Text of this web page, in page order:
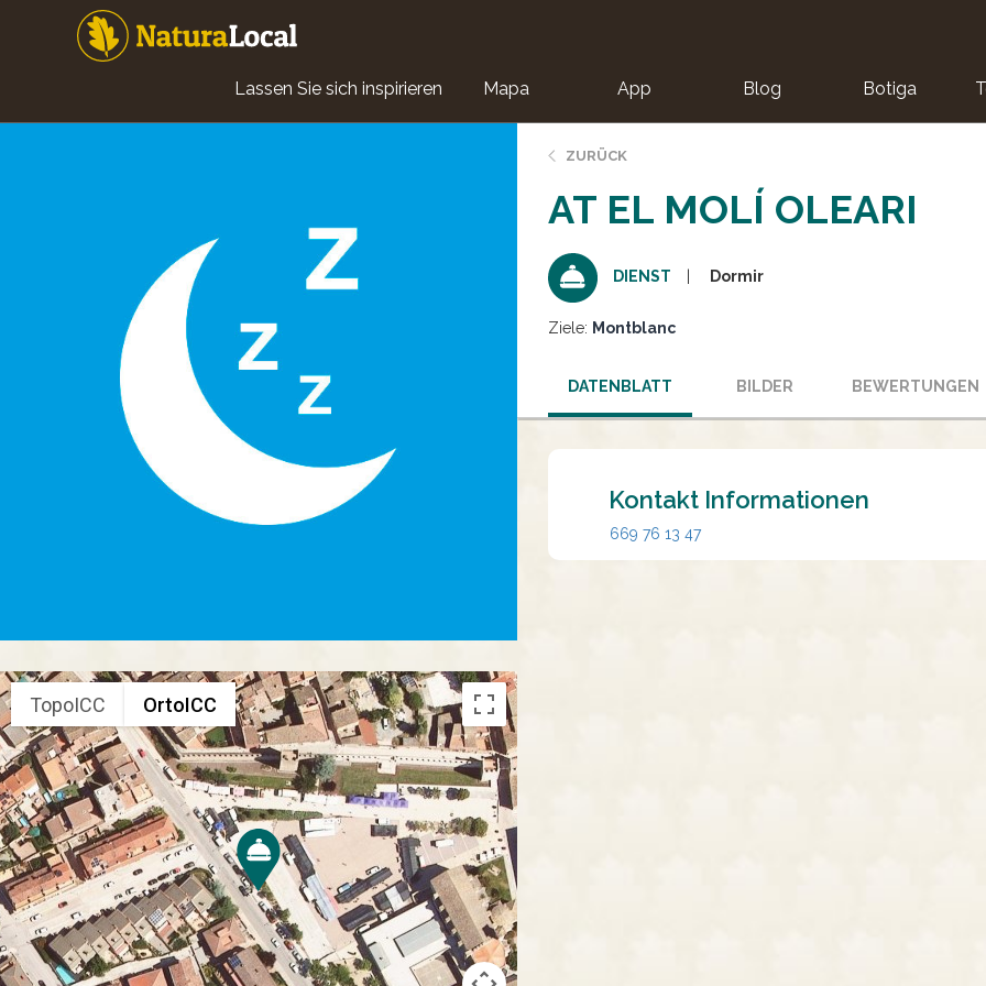
Main
navigation
Lassen Sie sich inspirieren Mapa App Blog Botiga
TopoICC OrtoICC
ZURÜCK
AT EL MOLÍ OLEARI
DIENST Dormir
Ziele: Montblanc
DATENBLATT BILDER BEWERTUNGEN
Kontakt Informationen
669 76 13 47